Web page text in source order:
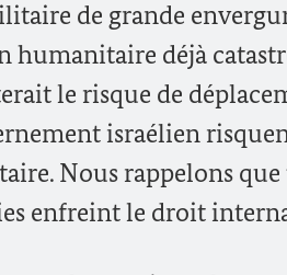
de grande
humanitaire déjà
le risque de
israélien
Nous rappelons
enfreint le droit